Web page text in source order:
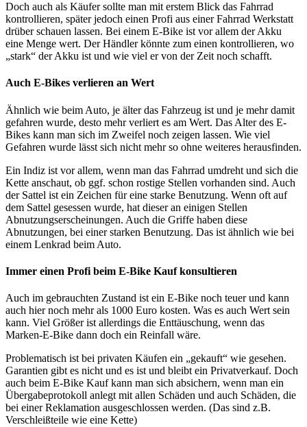
Doch auch als Käufer sollte man mit erstem Blick das Fahrrad
kontrollieren, später jedoch einen Profi aus einer Fahrrad Werkstatt
drüber schauen lassen. Bei einem E-Bike ist vor allem der Akku
eine Menge wert. Der Händler könnte zum einen kontrollieren, wo
„stark“ der Akku ist und wie viel er von der Zeit noch schafft.
Auch E-Bikes verlieren an Wert
Ähnlich wie beim Auto, je älter das Fahrzeug ist und je mehr damit
gefahren wurde, desto mehr verliert es am Wert. Das Alter des E-
Bikes kann man sich im Zweifel noch zeigen lassen. Wie viel
Gefahren wurde lässt sich nicht mehr so ohne weiteres herausfinden.
Ein Indiz ist vor allem, wenn man das Fahrrad umdreht und sich die
Kette anschaut, ob ggf. schon rostige Stellen vorhanden sind. Auch
der Sattel ist ein Zeichen für eine starke Benutzung. Wenn oft auf
dem Sattel gesessen wurde, hat dieser an einigen Stellen
Abnutzungserscheinungen. Auch die Griffe haben diese
Abnutzungen, bei einer starken Benutzung. Das ist ähnlich wie bei
einem Lenkrad beim Auto.
Immer einen Profi beim E-Bike Kauf konsultieren
Auch im gebrauchten Zustand ist ein E-Bike noch teuer und kann
auch hier noch mehr als 1000 Euro kosten. Was es auch Wert sein
kann. Viel Größer ist allerdings die Enttäuschung, wenn das
Marken-E-Bike dann doch ein Reinfall wäre.
Problematisch ist bei privaten Käufen ein „gekauft“ wie gesehen.
Garantien gibt es nicht und es ist und bleibt ein Privatverkauf. Doch
auch beim E-Bike Kauf kann man sich absichern, wenn man ein
Übergabeprotokoll anlegt mit allen Schäden und auch Schäden, die
bei einer Reklamation ausgeschlossen werden. (Das sind z.B.
Verschleißteile wie eine Kette)